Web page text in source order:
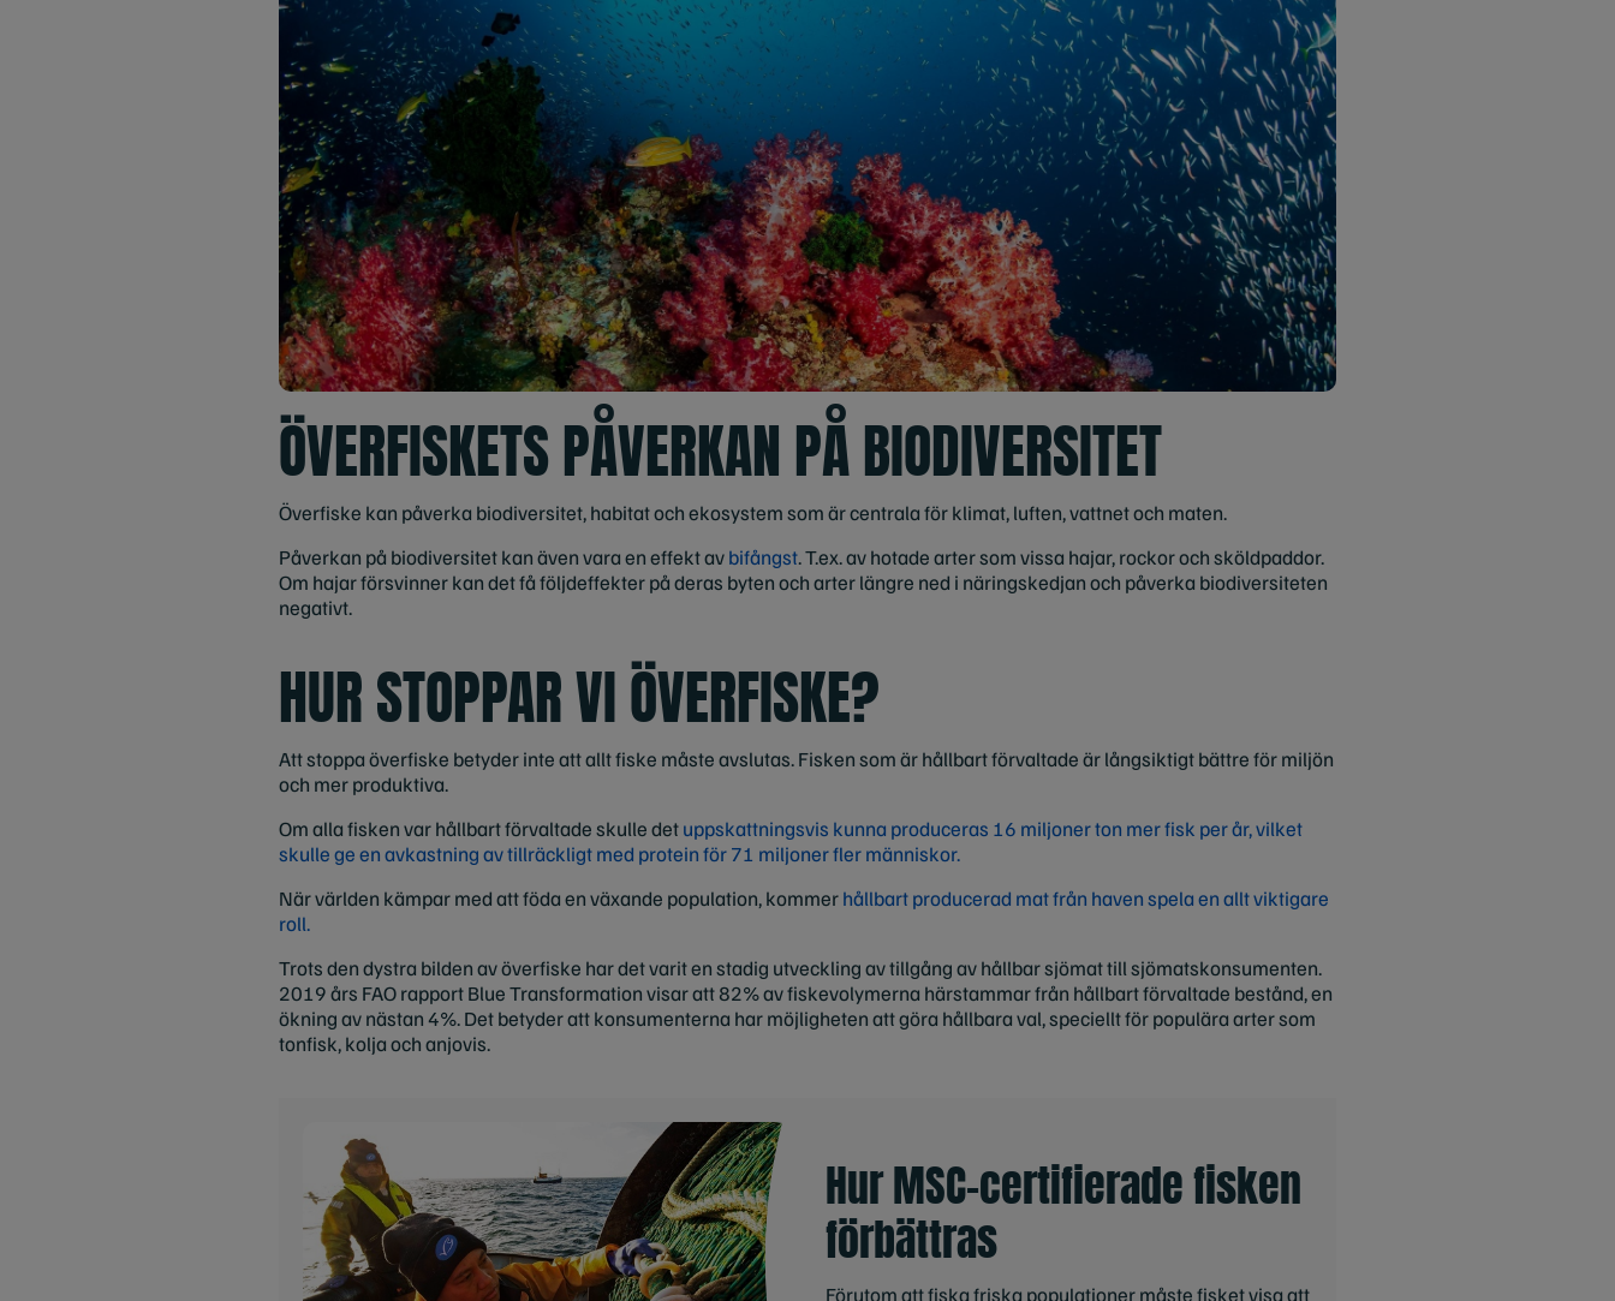
ÖVERFISKETS PÅVERKAN PÅ BIODIVERSITET
Överfiske kan påverka biodiversitet, habitat och ekosystem som är centrala för klimat, luften, vattnet och maten.
Påverkan på biodiversitet kan även vara en effekt avbifångst. T.ex. av hotade arter som vissa hajar, rockor och sköldpaddor.
Om hajar försvinner kan det få följdeffekter på deras byten och arter längre ned i näringskedjan och påverka biodiversiteten
negativt.
HUR STOPPAR VI ÖVERFISKE?
Att stoppa överfiske betyder inte att allt fiske måste avslutas. Fisken som är hållbart förvaltade är långsiktigt bättre för miljön
och mer produktiva.
Om alla fisken var hållbart förvaltade skulle detuppskattningsvis kunna produceras 16 miljoner ton mer fisk per år, vilket
skulle ge en avkastning av tillräckligt med protein för 71 miljoner fler människor.
När världen kämpar med att föda en växande population, kommerhållbart producerad mat från haven spela en allt viktigare
roll.
Trots den dystra bilden av överfiske har det varit en stadig utveckling av tillgång av hållbar sjömat till sjömatskonsumenten.
2019 års FAO rapport Blue Transformation visar att 82% av fiskevolymerna härstammar från hållbart förvaltade bestånd, en
ökning av nästan 4%. Det betyder att konsumenterna har möjligheten att göra hållbara val, speciellt för populära arter som
tonfisk, kolja och anjovis.
Hur MSC-certifierade fisken
förbättras
Förutom att fiska friska populationer måste fisket visa att